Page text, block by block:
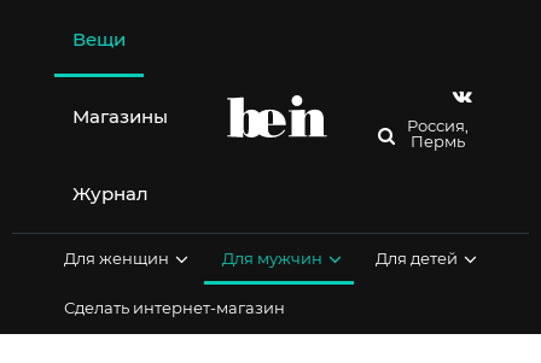
содержимому
Вещи
Магазины
Журнал
Россия,
Пермь
Для женщин Для мужчин Для детей
Сделать интернет-магазин